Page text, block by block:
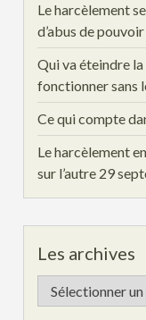
Le harcèlement
d’abus de pouvoir
Qui va éteindre
fonctionner sans
Ce qui compte
Le harcèlement
sur l’autre 29
Les archives
Les
archives